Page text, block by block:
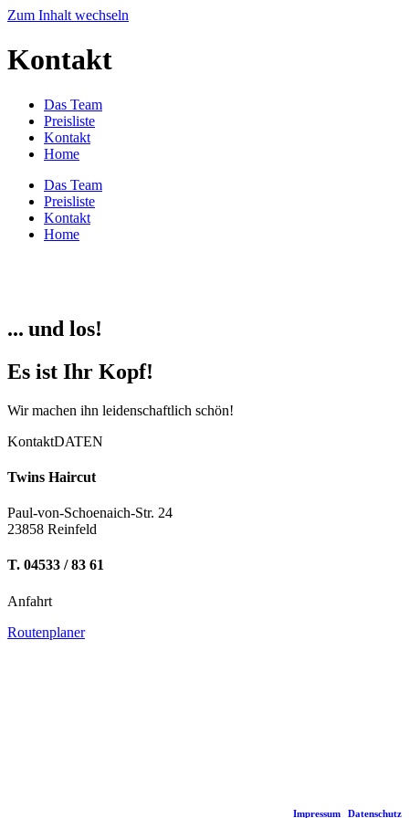
Zum Inhalt wechseln
Kontakt
Das Team
Preisliste
Kontakt
Home
Das Team
Preisliste
Kontakt
Home
... und los!
Es ist Ihr Kopf!
Wir machen ihn leidenschaftlich schön!
KontaktDATEN
Twins Haircut
Paul-von-Schoenaich-Str. 24
23858 Reinfeld
T. 04533 / 83 61
Anfahrt
Routenplaner
Impressum Datenschutz